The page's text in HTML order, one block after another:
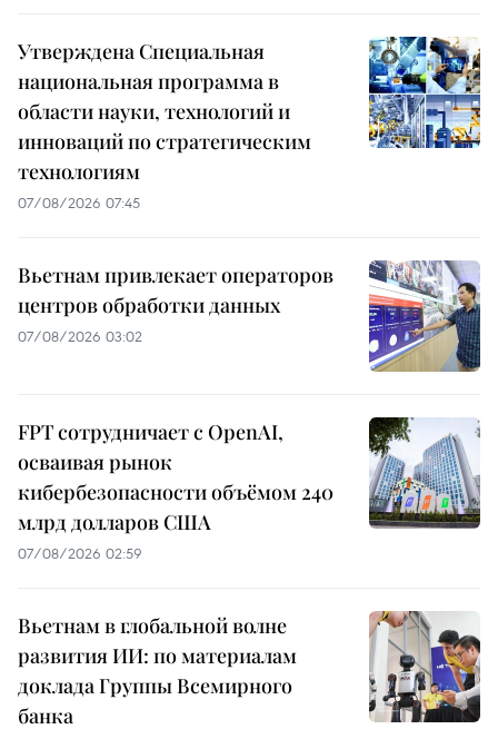
Утверждена Специальная
национальная программа в
области науки, технологий и
инноваций по стратегическим
технологиям
07/08/2026 07:45
Вьетнам привлекает операторов
центров обработки данных
07/08/2026 03:02
FPT сотрудничает с OpenAI,
осваивая рынок
кибербезопасности объёмом 240
млрд долларов США
07/08/2026 02:59
Вьетнам в глобальной волне
развития ИИ: по материалам
доклада Группы Всемирного
банка